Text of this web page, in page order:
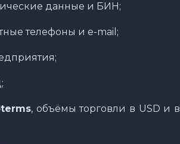
данные и БИН;
телефоны и e-mail;
, объёмы торговли в USD и в